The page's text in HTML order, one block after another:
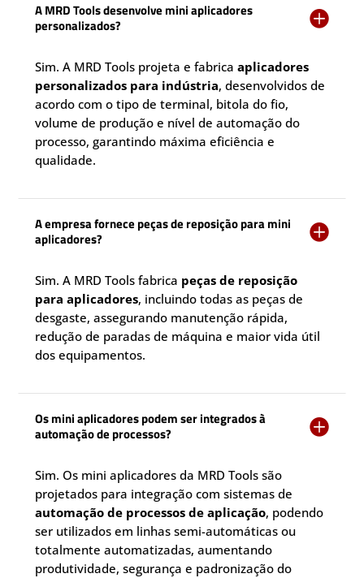
A MRD Tools desenvolve mini aplicadores
personalizados?

Sim. A MRD Tools projeta e fabricaaplicadores
personalizados para indústria, desenvolvidos de
acordo com o tipo de terminal, bitola do fio,
volume de produção e nível de automação do
processo, garantindo máxima eficiência e
qualidade.
A empresa fornece peças de reposição para mini
aplicadores?

Sim. A MRD Tools fabrica peças de reposição
para aplicadores, incluindo todas as peças de
desgaste, assegurando manutenção rápida,
redução de paradas de máquina e maior vida útil
dos equipamentos.
Os mini aplicadores podem ser integrados à
automação de processos?

Sim. Os mini aplicadores da MRD Tools são
projetados para integração com sistemas de
automação de processos de aplicação, podendo
ser utilizados em linhas semi-automáticas ou
totalmente automatizadas, aumentando
produtividade, segurança e padronização do